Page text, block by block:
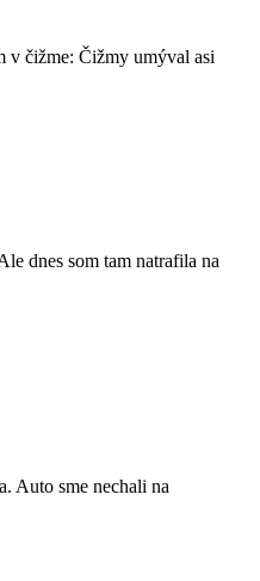
v čižme: Čižmy umýval asi
dnes som tam natrafila na
Auto sme nechali na